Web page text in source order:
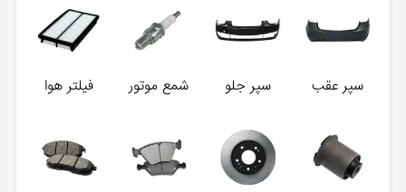
سپر عقب سپر جلو شمع موتور فیلتر هوا